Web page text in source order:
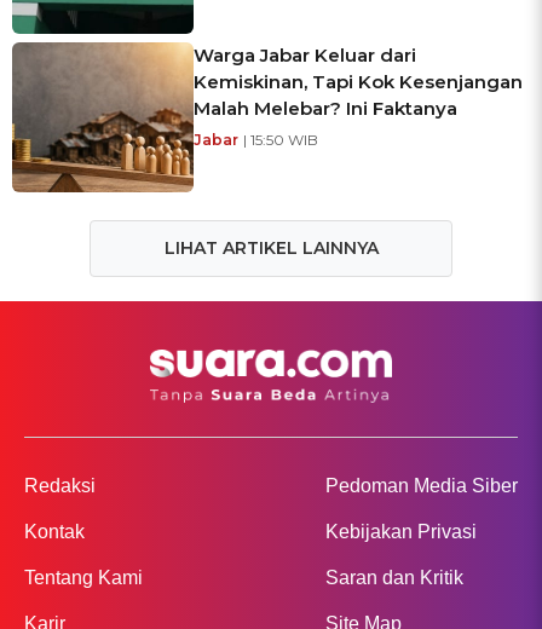
Warga Jabar Keluar dari
Kemiskinan, Tapi Kok Kesenjangan
Malah Melebar? Ini Faktanya
Jabar | 15:50 WIB
LIHAT ARTIKEL LAINNYA
Redaksi
Kontak
Tentang Kami
Karir
Pedoman Media Siber
Kebijakan Privasi
Saran dan Kritik
Site Map